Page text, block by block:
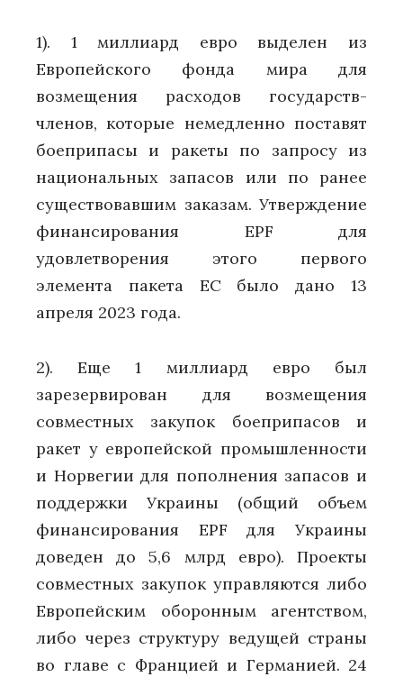
1). 1 миллиард евро выделен из
Европейского фонда мира для
возмещения расходов государств-
членов, которые немедленно поставят
боеприпасы и ракеты по запросу из
национальных запасов или по ранее
существовавшим заказам. Утверждение
финансирования EPF для
удовлетворения этого первого
элемента пакета ЕС было дано 13
апреля 2023 года.
2). Еще 1 миллиард евро был
зарезервирован для возмещения
совместных закупок боеприпасов и
ракет у европейской промышленности
и Норвегии для пополнения запасов и
поддержки Украины (общий объем
финансирования EPF для Украины
доведен до 5,6 млрд евро). Проекты
совместных закупок управляются либо
Европейским оборонным агентством,
либо через структуру ведущей страны
во главе с Францией и Германией. 24